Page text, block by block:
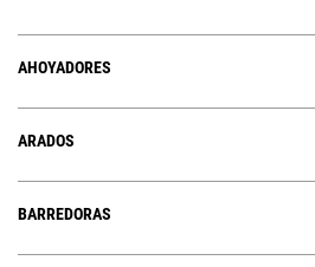
AHOYADORES
ARADOS
BARREDORAS